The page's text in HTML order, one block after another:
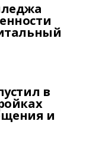
в
и